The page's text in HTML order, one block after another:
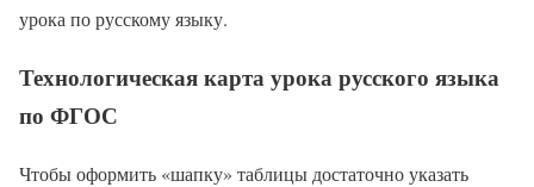
урока по русскому языку.
Технологическая карта урока русского языка
по ФГОС
Чтобы оформить «шапку» таблицы достаточно указать